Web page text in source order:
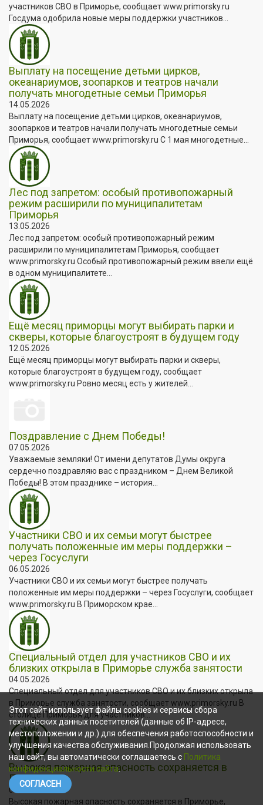
участников СВО в Приморье, сообщает www.primorsky.ru
Госдума одобрила новые меры поддержки участников...
Выплату на посещение детьми цирков,
океанариумов, зоопарков и театров начали
получать многодетные семьи Приморья
14.05.2026
Выплату на посещение детьми цирков, океанариумов,
зоопарков и театров начали получать многодетные семьи
Приморья, сообщает www.primorsky.ru С 1 мая многодетные...
Лес под запретом: особый противопожарный
режим расширили по муниципалитетам
Приморья
13.05.2026
Лес под запретом: особый противопожарный режим
расширили по муниципалитетам Приморья, сообщает
www.primorsky.ru Особый противопожарный режим ввели ещё
в одном муниципалитете...
Ещё месяц приморцы могут выбирать парки и
скверы, которые благоустроят в будущем году
12.05.2026
Ещё месяц приморцы могут выбирать парки и скверы,
которые благоустроят в будущем году, сообщает
www.primorsky.ru Ровно месяц есть у жителей...
Поздравление с Днем Победы!
07.05.2026
Уважаемые земляки! От имени депутатов Думы округа
сердечно поздравляю вас с праздником – Днем Великой
Победы! В этом празднике – история...
Участники СВО и их семьи могут быстрее
получать положенные им меры поддержки –
через Госуслуги
06.05.2026
Участники СВО и их семьи могут быстрее получать
положенные им меры поддержки – через Госуслуги, сообщает
www.primorsky.ru В Приморском крае...
Специальный отдел для участников СВО и их
близких открыла в Приморье служба занятости
04.05.2026
Специальный отдел для участников СВО и их близких открыла
в Приморье служба занятости, сообщает www.primorsky.ru В
столице Приморья для участников...
Высокая пожарная опасность сохраняется в
Приморье
04.05.2026
Высокая пожарная опасность сохраняется в Приморье,
Этот сайт использует файлы cookies и сервисы сбора
технических данных посетителей (данные об IP-адресе,
местоположении и др.) для обеспечения работоспособности и
улучшения качества обслуживания.Продолжая использовать
наш сайт, вы автоматически соглашаетесь с Политика
конфиденциальности сайта.
СОГЛАСЕН